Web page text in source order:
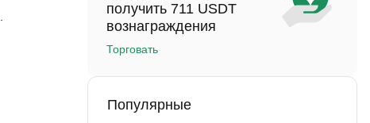
получить 711 USDT
вознаграждения
Торговать
Популярные